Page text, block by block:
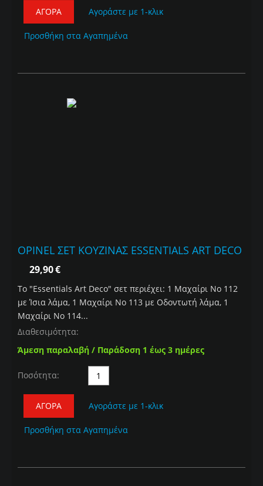
ΑΓΟΡΆ Αγοράστε με 1-κλικ
Προσθήκη στα Αγαπημένα
OPINEL ΣΕΤ ΚΟΥΖΙΝΑΣ ESSENTIALS ART DECO
29,90€
To "Εssentials Art Deco" σετ περιέχει: 1 Μαχαίρι Νο 112
με Ίσια λάμα, 1 Μαχαίρι Νο 113 με Οδοντωτή λάμα, 1
Μαχαίρι Νο 114...
Διαθεσιμότητα:
Άμεση παραλαβή / Παράδοση 1 έως 3 ημέρες
Ποσότητα:
ΑΓΟΡΆ Αγοράστε με 1-κλικ
Προσθήκη στα Αγαπημένα